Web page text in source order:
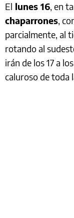
El lunes 16, en
chaparrones,
parcialmente, al
rotando al
irán de los 17 a
caluroso de toda